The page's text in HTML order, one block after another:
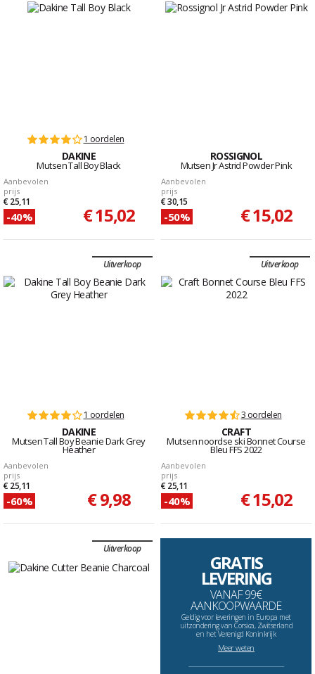
1 oordelen
DAKINE
Mutsen Tall Boy Black
Aanbevolen
prijs
€ 25,11
-40% € 15,02
ROSSIGNOL
Mutsen Jr Astrid Powder Pink
Aanbevolen
prijs
€ 30,15
-50% € 15,02
Uitverkoop
1 oordelen
DAKINE
Mutsen Tall Boy Beanie Dark Grey
Heather
Aanbevolen
prijs
€ 25,11
-60% € 9,98
Uitverkoop
3 oordelen
CRAFT
Mutsen noordse ski Bonnet Course
Bleu FFS 2022
Aanbevolen
prijs
€ 25,11
-40% € 15,02
Uitverkoop
GRATIS
LEVERING
VANAF 99€
AANKOOPWAARDE
Geldig voor leveringen in Europa met
uitzondering van Corsica, Zwitserland
en het Verenigd Koninkrijk
Meer weten
--------------------------------------------------------------------